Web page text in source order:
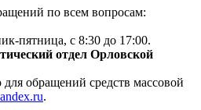
по всем вопросам:
пятница, с 8:30 до 17:00.
отдел Орловской
обращений средств массовой
.